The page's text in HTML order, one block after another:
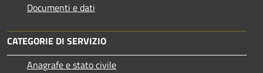
Documenti e dati
CATEGORIE DI SERVIZIO
Anagrafe e stato civile